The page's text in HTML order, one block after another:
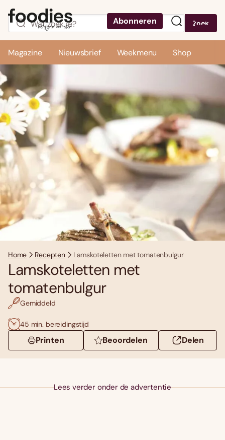
Abonneren Zoek
Magazine Nieuwsbrief Weekmenu Shop
Home Recepten Lamskoteletten met tomatenbulgur
Lamskoteletten met
tomatenbulgur
Gemiddeld
45 min. bereidingstijd
Printen Beoordelen Delen
Lees verder onder de advertentie